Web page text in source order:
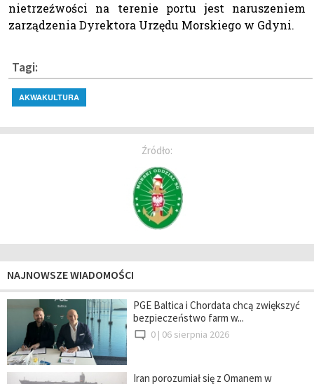
nietrzeźwości na terenie portu jest naruszeniem
zarządzenia Dyrektora Urzędu Morskiego w Gdyni.
Tagi:
AKWAKULTURA
Źródło:
NAJNOWSZE WIADOMOŚCI
PGE Baltica i Chordata chcą zwiększyć
bezpieczeństwo farm w...
0 | 06 sierpnia 2026
Iran porozumiał się z Omanem w